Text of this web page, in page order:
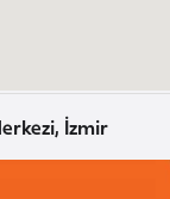
İzmir